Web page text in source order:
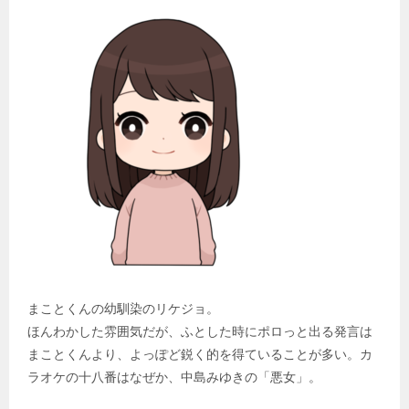
まことくんの幼馴染のリケジョ。
ほんわかした雰囲気だが、ふとした時にポロっと出る発言は
まことくんより、よっぽど鋭く的を得ていることが多い。カ
ラオケの十八番はなぜか、中島みゆきの「悪女」。